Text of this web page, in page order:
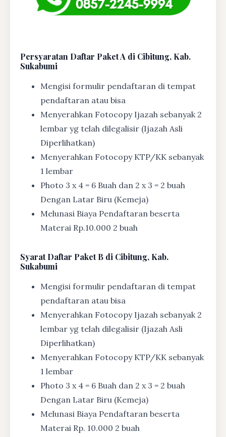
Persyaratan Daftar Paket A di Cibitung, Kab.
Sukabumi
Mengisi formulir pendaftaran di tempat
pendaftaran atau bisa
Menyerahkan Fotocopy Ijazah sebanyak 2
lembar yg telah dilegalisir (Ijazah Asli
Diperlihatkan)
Menyerahkan Fotocopy KTP/KK sebanyak
1 lembar
Photo 3 x 4 = 6 Buah dan 2 x 3 = 2 buah
Dengan Latar Biru (Kemeja)
Melunasi Biaya Pendaftaran beserta
Materai Rp.10.000 2 buah
SyaratDaftar Paket B di Cibitung, Kab.
Sukabumi
Mengisi formulir pendaftaran di tempat
pendaftaran atau bisa
Menyerahkan Fotocopy Ijazah sebanyak 2
lembar yg telah dilegalisir (Ijazah Asli
Diperlihatkan)
Menyerahkan Fotocopy KTP/KK sebanyak
1 lembar
Photo 3 x 4 = 6 Buah dan 2 x 3 = 2 buah
Dengan Latar Biru (Kemeja)
Melunasi Biaya Pendaftaran beserta
Materai Rp. 10.000 2 buah